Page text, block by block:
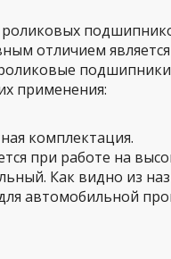
роликовых
отличием
применения:
комплектация.
при работе на
Как видно из
автомобильной